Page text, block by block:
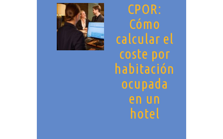
CPOR:
Cómo
calcular el
coste por
habitación
ocupada
en un
hotel